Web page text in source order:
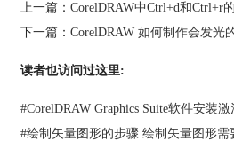
上一篇： CorelDRAW中Ctrl+d和Ctrl+r
下一篇： CorelDRAW 如何制作会发光
读者也访问过这里:
#CorelDRAW Graphics Suite软件安装
#绘制矢量图形的步骤 绘制矢量图形需